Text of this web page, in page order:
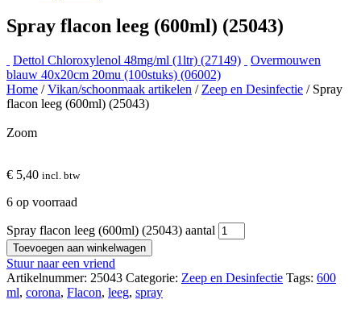
Spray flacon leeg (600ml) (25043)
Dettol Chloroxylenol 48mg/ml (1ltr) (27149)
Overmouwen
blauw 40x20cm 20mu (100stuks) (06002)
Home /Vikan/schoonmaak artikelen / Zeep en Desinfectie / Spray
flacon leeg (600ml) (25043)
Zoom
€ 5,40 incl. btw
6 op voorraad
Spray flacon leeg (600ml) (25043) aantal
Toevoegen aan winkelwagen
Stuur naar een vriend
Artikelnummer: 25043 Categorie: Zeep en Desinfectie Tags: 600
ml, corona, Flacon, leeg, spray